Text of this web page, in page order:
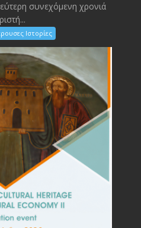
συνεχόμενη χρονιά
Ιστορίες